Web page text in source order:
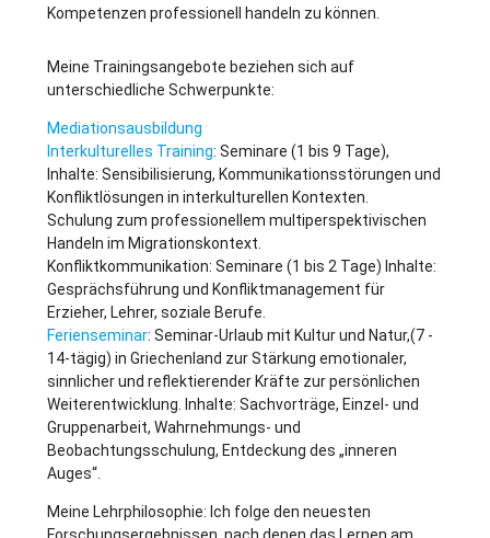
Kompetenzen professionell handeln zu können.
Meine Trainingsangebote beziehen sich auf
unterschiedliche Schwerpunkte:
Mediationsausbildung
Interkulturelles Training: Seminare (1 bis 9 Tage),
Inhalte: Sensibilisierung, Kommunikationsstörungen und
Konfliktlösungen in interkulturellen Kontexten.
Schulung zum professionellem multiperspektivischen
Handeln im Migrationskontext.
Konfliktkommunikation: Seminare (1 bis 2 Tage) Inhalte:
Gesprächsführung und Konfliktmanagement für
Erzieher, Lehrer, soziale Berufe.
Ferienseminar: Seminar-Urlaub mit Kultur und Natur,(7 -
14-tägig) in Griechenland zur Stärkung emotionaler,
sinnlicher und reflektierender Kräfte zur persönlichen
Weiterentwicklung. Inhalte: Sachvorträge, Einzel- und
Gruppenarbeit, Wahrnehmungs- und
Beobachtungsschulung, Entdeckung des „inneren
Auges“.
Meine Lehrphilosophie: Ich folge den neuesten